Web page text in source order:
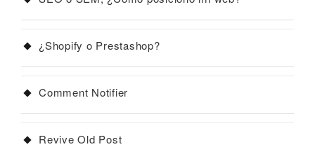
¿Shopify o Prestashop?
Comment Notifier
Revive Old Post